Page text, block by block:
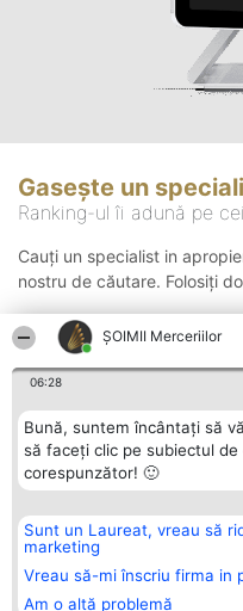
ȘOIMII Merceriilor
06:28
Bună, suntem încântați să
să faceți clic pe subiectul de
corespunzător! 🙂
Sunt un Laureat, vreau să
marketing
Vreau să-mi înscriu firma in
Am o altă problemă
Gasește un
Ranking-ul îi adună pe
Cauți un specialist in
nostru de căutare. Folosiți
Organizator Ranking
BRIGHT SOLUTIONS BR SRL
Aleea Timisul De Sus 2 Bl. A30
Sc. A Et. 4 Ap. 13 Cod 061952
București